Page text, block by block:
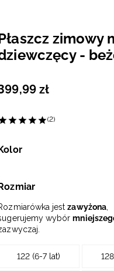
-
,99 zł
(2)
jestzawyżona,
wybór
122 (6-7 lat)